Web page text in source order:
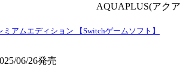
AQUAPLUS(アクア
ミアムエディション 【Switchゲームソフト】
06/26発売